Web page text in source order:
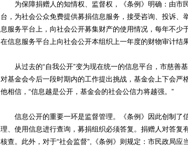
为保障捐赠人的知情权、监督权，《条例》明确：由市
台，为社会公众免费提供募捐信息服务，接受咨询、投诉、
息服务平台上，向社会公开募集财产的使用情况，每年不少
在信息服务平台上向社会公开本组织上一年度的财物审计结果
从过去的“自我公开”变为现在统一的信息平台，市慈善
对基金会今后一段时期内的工作提出挑战，基金会上下会严
他相信，“信息越是公开，基金会的社会公信力将越强。”
信息公开的重要一环是监督管理。《条例》因此创制了
理、使用信息进行查询，募捐组织必须答复。捐赠人对答复
核查。此外，对于“社会监督”,《条例》则规定：市民政局应